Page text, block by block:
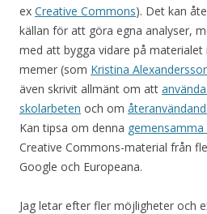
ex Creative Commons). Det kan
källan för att göra egna analyser,
med att bygga vidare på
memer (som Kristina
även skrivit allmänt om att
skolarbeten och om
Kan tipsa om denna gemensamma
Creative Commons-material från
Google och Europeana.
Jag letar efter fler möjligheter och